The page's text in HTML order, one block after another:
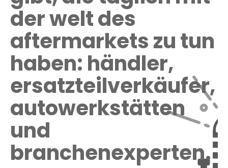
der welt des
aftermarkets zu tun
haben: händler,
ersatzteilverkäufer,
autowerkstätten
und
branchenexperten.